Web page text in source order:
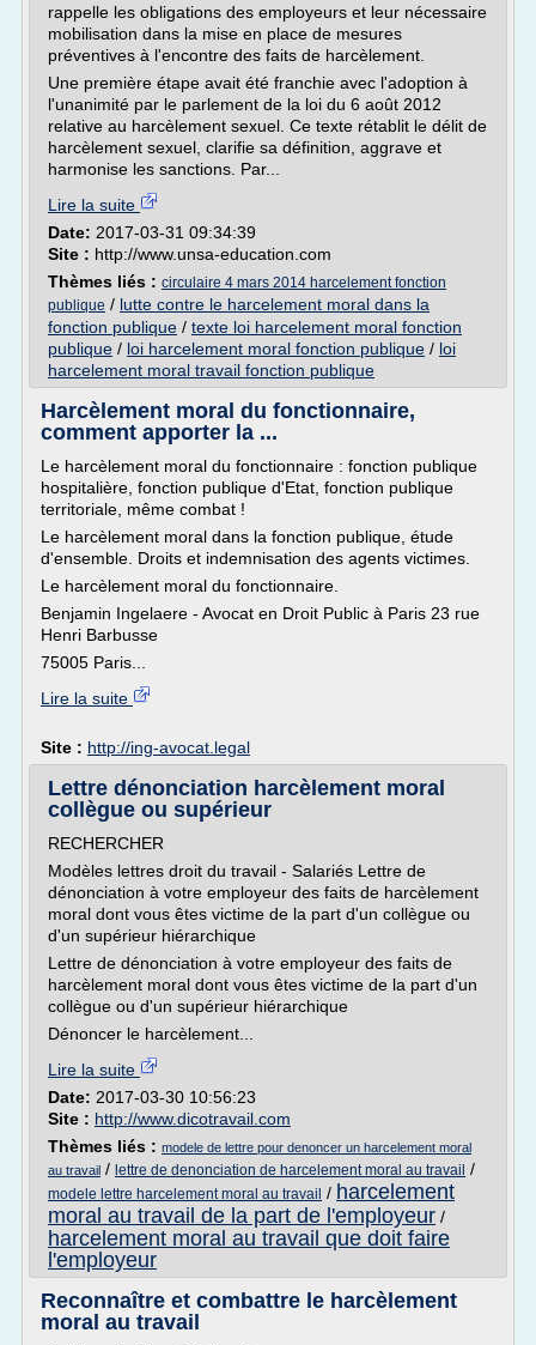
rappelle les obligations des employeurs et leur nécessaire
mobilisation dans la mise en place de mesures
préventives à l'encontre des faits de harcèlement.
Une première étape avait été franchie avec l'adoption à
l'unanimité par le parlement de la loi du 6 août 2012
relative au harcèlement sexuel. Ce texte rétablit le délit de
harcèlement sexuel, clarifie sa définition, aggrave et
harmonise les sanctions. Par...
Lire la suite
Date: 2017-03-31 09:34:39
Site : http://www.unsa-education.com
Thèmes liés : circulaire 4 mars 2014 harcelement fonction
publique / lutte contre le harcelement moral dans la
fonction publique / texte loi harcelement moral fonction
publique / loi harcelement moral fonction publique / loi
harcelement moral travail fonction publique
Harcèlement moral du fonctionnaire,
comment apporter la ...
Le harcèlement moral du fonctionnaire : fonction publique
hospitalière, fonction publique d'Etat, fonction publique
territoriale, même combat !
Le harcèlement moral dans la fonction publique, étude
d'ensemble. Droits et indemnisation des agents victimes.
Le harcèlement moral du fonctionnaire.
Benjamin Ingelaere - Avocat en Droit Public à Paris 23 rue
Henri Barbusse
75005 Paris...
Lire la suite
Site : http://ing-avocat.legal
Lettre dénonciation harcèlement moral
collègue ou supérieur
RECHERCHER
Modèles lettres droit du travail - Salariés Lettre de
dénonciation à votre employeur des faits de harcèlement
moral dont vous êtes victime de la part d'un collègue ou
d'un supérieur hiérarchique
Lettre de dénonciation à votre employeur des faits de
harcèlement moral dont vous êtes victime de la part d'un
collègue ou d'un supérieur hiérarchique
Dénoncer le harcèlement...
Lire la suite
Date: 2017-03-30 10:56:23
Site : http://www.dicotravail.com
Thèmes liés : modele de lettre pour denoncer un harcelement moral
au travail / lettre de denonciation de harcelement moral au travail /
modele lettre harcelement moral au travail / harcelement
moral au travail de la part de l'employeur /
harcelement moral au travail que doit faire
l'employeur
Reconnaître et combattre le harcèlement
moral au travail